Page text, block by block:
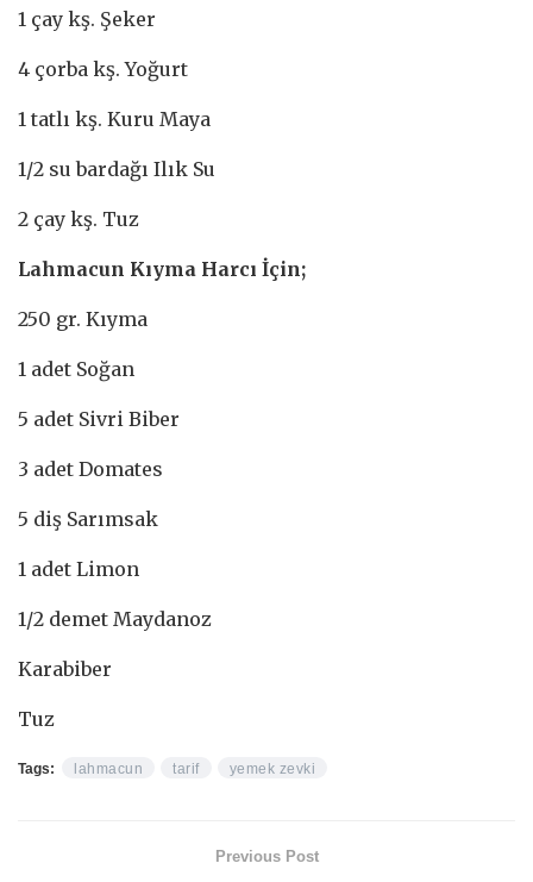
1 çay kş. Şeker
4 çorba kş. Yoğurt
1 tatlı kş. Kuru Maya
1/2 su bardağı Ilık Su
2 çay kş. Tuz
Lahmacun Kıyma Harcı İçin;
250 gr. Kıyma
1 adet Soğan
5 adet Sivri Biber
3 adet Domates
5 diş Sarımsak
1 adet Limon
1/2 demet Maydanoz
Karabiber
Tuz
Tags: lahmacun tarif yemek zevki
Previous Post